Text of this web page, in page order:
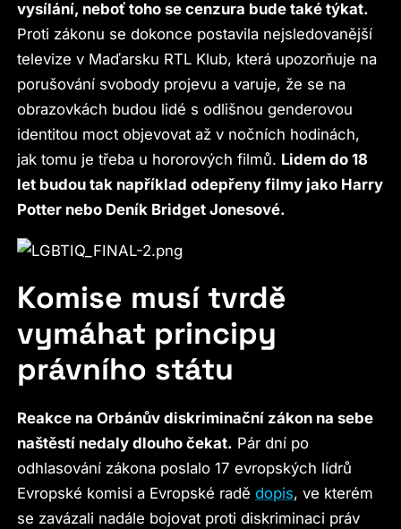
vysílání, neboť toho se cenzura bude také týkat.
Proti zákonu se dokonce postavila nejsledovanější
televize v Maďarsku RTL Klub, která upozorňuje na
porušování svobody projevu a varuje, že se na
obrazovkách budou lidé s odlišnou genderovou
identitou moct objevovat až v nočních hodinách,
jak tomu je třeba u hororových filmů. Lidem do 18
let budou tak například odepřeny filmy jako Harry
Potter nebo Deník Bridget Jonesové.
Komise musí tvrdě
vymáhat principy
právního státu
Reakce na Orbánův diskriminační zákon na sebe
naštěstí nedaly dlouho čekat. Pár dní po
odhlasování zákona poslalo 17 evropských lídrů
Evropské komisi a Evropské radědopis, ve kterém
se zavázali nadále bojovat proti diskriminaci práv